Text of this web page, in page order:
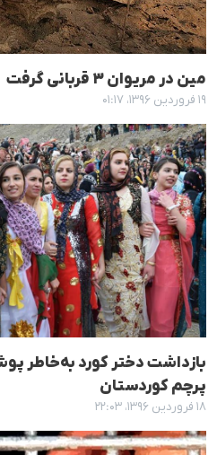
مین در مریوان ٣ قربانی گرفت
۱۹ فروردین ۱۳۹۶، ۰۱:۱۷
بازداشت دختر کورد بەخاطر
پرچم کوردستان
۱۸ فروردین ۱۳۹۶، ۲۲:۰۳